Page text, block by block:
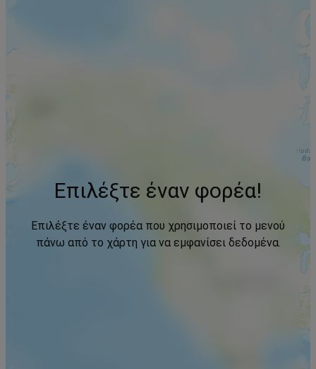
Επιλέξτε έναν φορέα!
Επιλέξτε έναν φορέα που χρησιμοποιεί το μενού
πάνω από το χάρτη για να εμφανίσει δεδομένα.